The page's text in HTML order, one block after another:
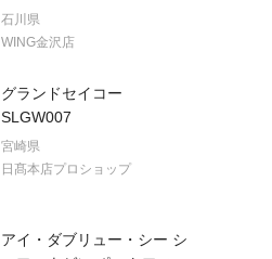
石川県
WING金沢店
グランドセイコー
SLGW007
宮崎県
日髙本店プロショップ
アイ・ダブリュー・シー シ